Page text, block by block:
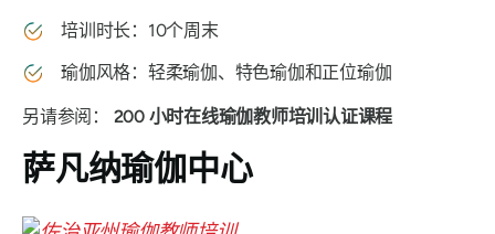
培训时长：10个周末
瑜伽风格：轻柔瑜伽、特色瑜伽和正位瑜伽
另请参阅： 200 小时在线瑜伽教师培训认证课程
萨凡纳瑜伽中心